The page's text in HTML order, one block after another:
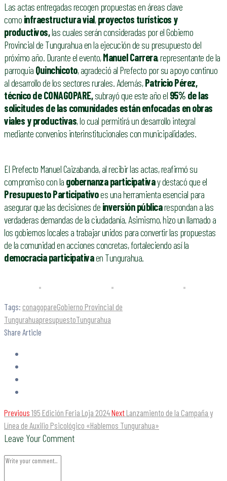
Las actas entregadas recogen propuestas en áreas clave
como infraestructura vial,proyectos turísticos y
productivos,las cuales serán consideradas por el Gobierno
Provincial de Tungurahua en la ejecución de su presupuesto del
próximo año. Durante el evento,Manuel Carrera, representante de la
parroquia Quinchicoto, agradeció al Prefecto por su apoyo continuo
al desarrollo de los sectores rurales. Además,Patricio Pérez,
técnico de CONAGOPARE,subrayó que este año el 95% de las
solicitudes de las comunidades están enfocadas en obras
viales y productivas, lo cual permitirá un desarrollo integral
mediante convenios interinstitucionales con municipalidades.
El Prefecto Manuel Caizabanda, al recibir las actas, reafirmó su
compromiso con la gobernanza participativay destacó que el
Presupuesto Participativoes una herramienta esencial para
asegurar que las decisiones de inversión públicarespondan a las
verdaderas demandas de la ciudadanía. Asimismo, hizo un llamado a
los gobiernos locales a trabajar unidos para convertir las propuestas
de la comunidad en acciones concretas, fortaleciendo así la
democracia participativaen Tungurahua.
Tags: conagopareGobierno Provincial de
TungurahuapresupuestoTungurahua
Share Article
Previous 195 Edición Feria Loja 2024Next Lanzamiento de la Campaña y
Línea de Auxilio Psicológico «Hablemos Tungurahua»
Leave Your Comment